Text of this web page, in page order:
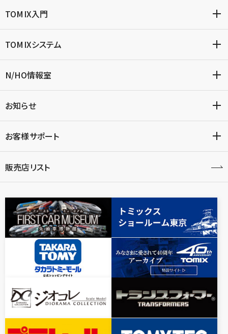
TOMIX入門
TOMIXシステム
N/HO情報室
お知らせ
お客様サポート
販売店リスト